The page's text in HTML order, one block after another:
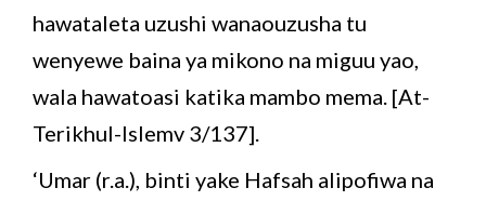
hawataleta uzushi wanaouzusha tu
wenyewe baina ya mikono na miguu yao,
wala hawatoasi katika mambo mema. [At-
Terikhul-Islemv 3/137].
‘Umar (r.a.), binti yake Hafsah alipofiwa na